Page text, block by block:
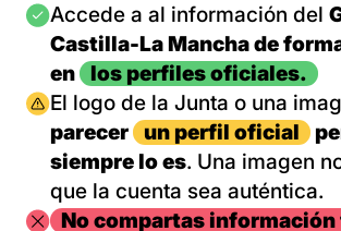
Imagen
Accede a al información del
Castilla-La Mancha de
en
los perfiles oficiales.
Imagen
El logo de la Junta o una
parecer
un perfil oficial
siempre lo es. Una imagen
que la cuenta sea auténtica.
ImagenNo compartas información